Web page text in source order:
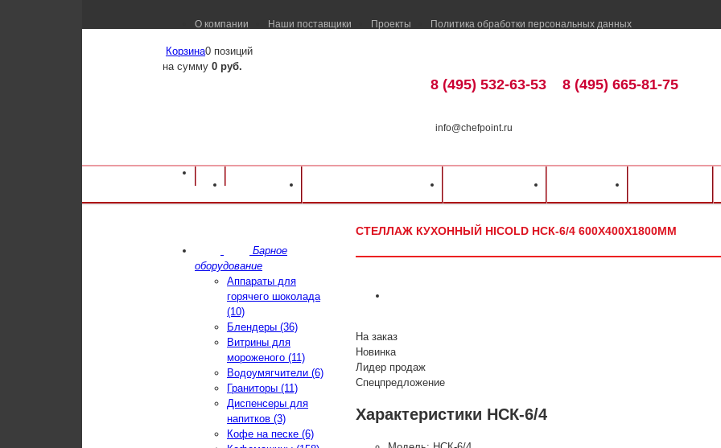
О компании Наши поставщики Проекты Политика обработки персональных данных
Корзина0 позиций
на сумму 0 руб.
8 (495) 532-63-53
info@chefpoint.ru
8 (495) 665-81-75
Оборудование для ресторанов и кафе
СТЕЛЛАЖ КУХОННЫЙ HICOLD НСК-6/4 600Х400Х1800ММ
На заказ
Новинка
Лидер продаж
Спецпредложение
Характеристики НСК-6/4
Барное
оборудование
Аппараты для
горячего шоколада
(10)
Блендеры (36)
Витрины для
мороженого (11)
Водоумягчители (6)
Граниторы (11)
Диспенсеры для
напитков (3)
Кофе на песке (6)